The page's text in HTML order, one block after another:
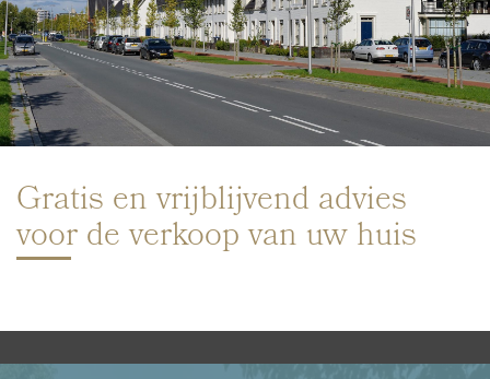
Gratis en vrijblijvend advies
voor de verkoop van uw huis